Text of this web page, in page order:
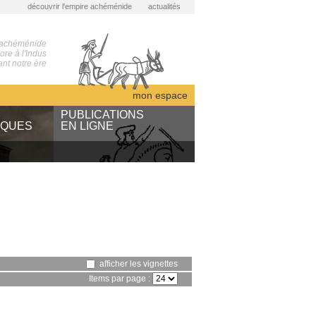
découvrir l'empire achéménide actualités
à l'Indus
notre ère
mon espace
PUBLICATIONS
EN LIGNE
afficher les vignettes
Items par page :